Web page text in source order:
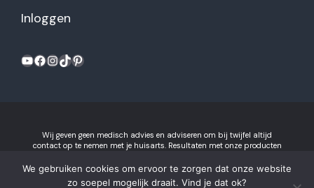
Inloggen
Wij geven geen medisch advies en adviseren om bij twijfel altijd
contact op te nemen met je huisarts. Resultaten met onze producten
privacyverklaring
Gezonderecepten.nl is onderdeel van Recept voor Succes B.V.
We gebruiken cookies om ervoor te zorgen dat onze website
zo soepel mogelijk draait. Vind je dat ok?